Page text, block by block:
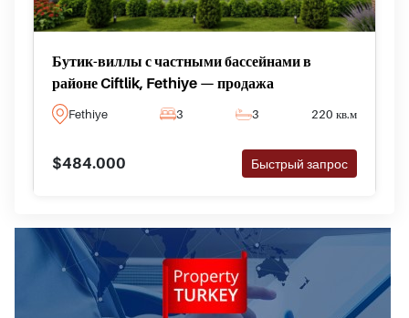
Бутик-виллы с частными бассейнами в
районе Ciftlik, Fethiye — продажа
Fethiye 3 3 220 кв.м
$484.000 Быстрый запрос